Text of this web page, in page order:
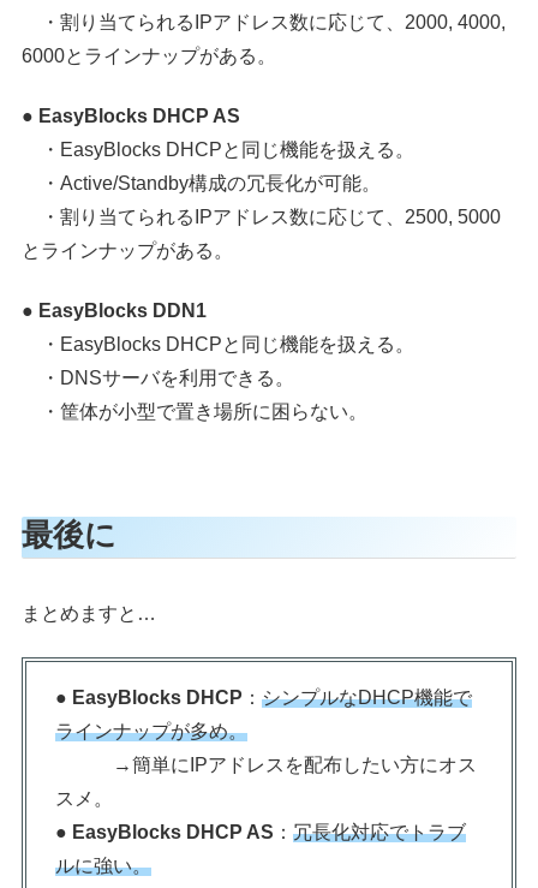
・割り当てられるIPアドレス数に応じて、2000, 4000,
6000とラインナップがある。
● EasyBlocks DHCP AS
・EasyBlocks DHCPと同じ機能を扱える。
・Active/Standby構成の冗長化が可能。
・割り当てられるIPアドレス数に応じて、2500, 5000
とラインナップがある。
● EasyBlocks DDN1
・EasyBlocks DHCPと同じ機能を扱える。
・DNSサーバを利用できる。
・筐体が小型で置き場所に困らない。
最後に
まとめますと…
● EasyBlocks DHCP ：シンプルなDHCP機能で
ラインナップが多め。
→簡単にIPアドレスを配布したい方にオス
スメ。
● EasyBlocks DHCP AS ：冗長化対応でトラブ
ルに強い。